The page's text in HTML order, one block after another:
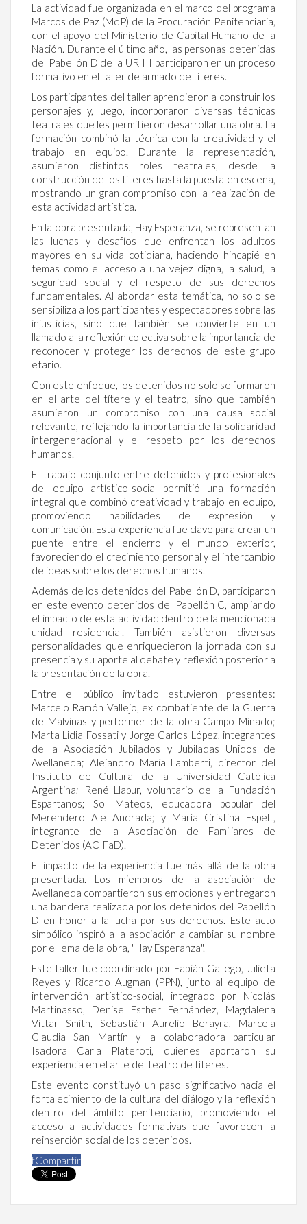
La actividad fue organizada en el marco del programa
Marcos de Paz (MdP) de la Procuración Penitenciaria,
con el apoyo del Ministerio de Capital Humano de la
Nación. Durante el último año, las personas detenidas
del Pabellón D de la UR III participaron en un proceso
formativo en el taller de armado de títeres.
Los participantes del taller aprendieron a construir los
personajes y, luego, incorporaron diversas técnicas
teatrales que les permitieron desarrollar una obra. La
formación combinó la técnica con la creatividad y el
trabajo en equipo. Durante la representación,
asumieron distintos roles teatrales, desde la
construcción de los títeres hasta la puesta en escena,
mostrando un gran compromiso con la realización de
esta actividad artística.
En la obra presentada, Hay Esperanza, se representan
las luchas y desafíos que enfrentan los adultos
mayores en su vida cotidiana, haciendo hincapié en
temas como el acceso a una vejez digna, la salud, la
seguridad social y el respeto de sus derechos
fundamentales. Al abordar esta temática, no solo se
sensibiliza a los participantes y espectadores sobre las
injusticias, sino que también se convierte en un
llamado a la reflexión colectiva sobre la importancia de
reconocer y proteger los derechos de este grupo
etario.
Con este enfoque, los detenidos no solo se formaron
en el arte del títere y el teatro, sino que también
asumieron un compromiso con una causa social
relevante, reflejando la importancia de la solidaridad
intergeneracional y el respeto por los derechos
humanos.
El trabajo conjunto entre detenidos y profesionales
del equipo artístico-social permitió una formación
integral que combinó creatividad y trabajo en equipo,
promoviendo habilidades de expresión y
comunicación. Esta experiencia fue clave para crear un
puente entre el encierro y el mundo exterior,
favoreciendo el crecimiento personal y el intercambio
de ideas sobre los derechos humanos.
Además de los detenidos del Pabellón D, participaron
en este evento detenidos del Pabellón C, ampliando
el impacto de esta actividad dentro de la mencionada
unidad residencial. También asistieron diversas
personalidades que enriquecieron la jornada con su
presencia y su aporte al debate y reflexión posterior a
la presentación de la obra.
Entre el público invitado estuvieron presentes:
Marcelo Ramón Vallejo, ex combatiente de la Guerra
de Malvinas y performer de la obra Campo Minado;
Marta Lidia Fossati y Jorge Carlos López, integrantes
de la Asociación Jubilados y Jubiladas Unidos de
Avellaneda; Alejandro María Lamberti, director del
Instituto de Cultura de la Universidad Católica
Argentina; René Llapur, voluntario de la Fundación
Espartanos; Sol Mateos, educadora popular del
Merendero Ale Andrada; y María Cristina Espelt,
integrante de la Asociación de Familiares de
Detenidos (ACIFaD).
El impacto de la experiencia fue más allá de la obra
presentada. Los miembros de la asociación de
Avellaneda compartieron sus emociones y entregaron
una bandera realizada por los detenidos del Pabellón
D en honor a la lucha por sus derechos. Este acto
simbólico inspiró a la asociación a cambiar su nombre
por el lema de la obra, "Hay Esperanza".
Este taller fue coordinado por Fabián Gallego, Julieta
Reyes y Ricardo Augman (PPN), junto al equipo de
intervención artístico-social, integrado por Nicolás
Martinasso, Denise Esther Fernández, Magdalena
Vittar Smith, Sebastián Aurelio Berayra, Marcela
Claudia San Martín y la colaboradora particular
Isadora Carla Plateroti, quienes aportaron su
experiencia en el arte del teatro de títeres.
Este evento constituyó un paso significativo hacia el
fortalecimiento de la cultura del diálogo y la reflexión
dentro del ámbito penitenciario, promoviendo el
acceso a actividades formativas que favorecen la
reinserción social de los detenidos.
fCompartir